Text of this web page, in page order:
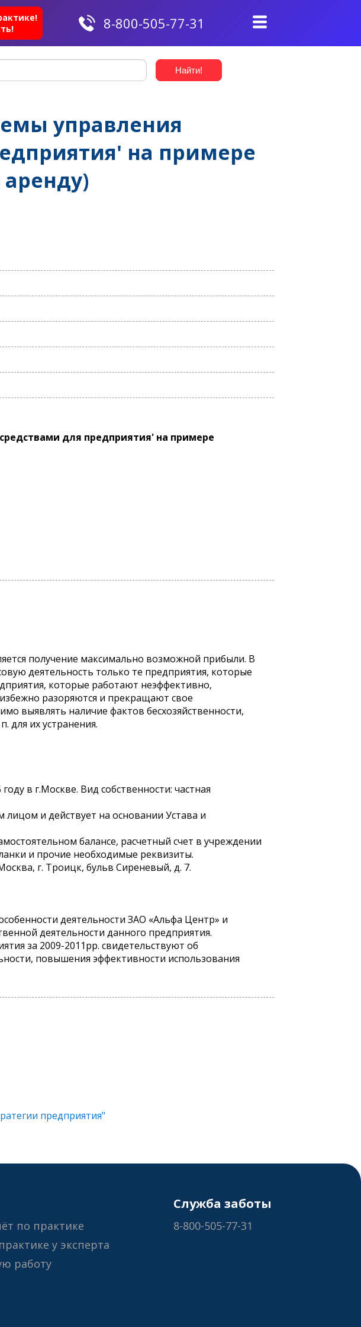
8-800-505-77-31
управления
на примере
для предприятия' на примере
получение максимально возможной прибыли. В
деятельность только те предприятия, которые
которые работают неэффективно,
разоряются и прекращают свое
выявлять наличие фактов бесхозяйственности,
для их устранения.
в г.Москве. Вид собственности: частная
и действует на основании Устава и
балансе, расчетный счет в учреждении
и прочие необходимые реквизиты.
г. Троицк, бульв Сиреневый, д. 7.
деятельности ЗАО «Альфа Центр» и
деятельности данного предприятия.
за 2009-2011рр. свидетельствуют об
повышения эффективности использования
предприятия"
по практике
у эксперта
работу
Служба заботы
8-800-505-77-31